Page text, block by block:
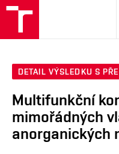
DETAIL VÝSLEDKU S
Multifunkční
mimořádných
anorganických